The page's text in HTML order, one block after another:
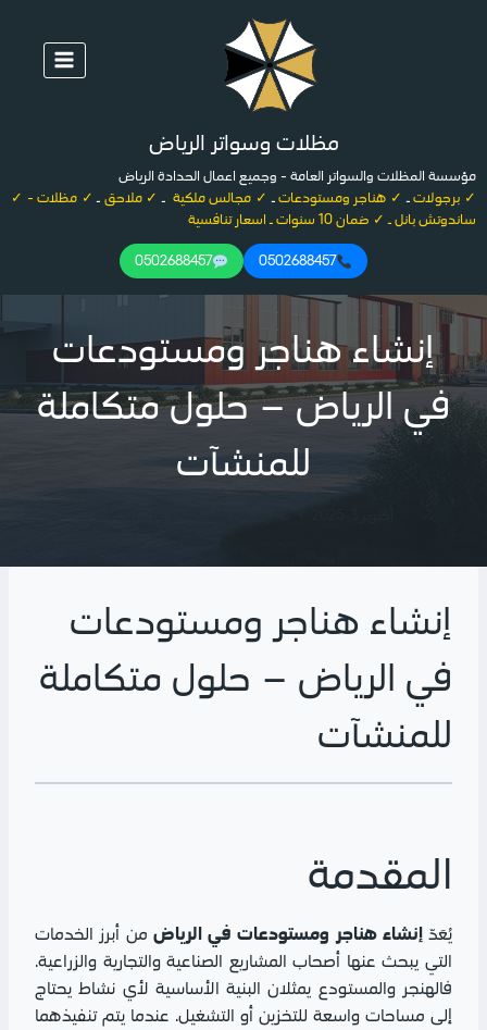
مظلات وسواتر الرياض
مؤسسة المظلات والسواتر العامة - وجميع اعمال الحدادة الرياض
✓ برجولاتـ ✓ هناجر ومستودعات ـ ✓ مجالس ملكية ـ ✓ ملاحق ـ ✓ مظلات - ✓
ساندوتش بانل ـ ✓ ضمان 10 سنوات ـ اسعار تنافسية
0502688457
0502688457
إنشاء هناجر ومستودعات
في الرياض – حلول متكاملة
للمنشآت
إنشاء هناجر ومستودعات
في الرياض – حلول متكاملة
للمنشآت
المقدمة
يُعَدّإنشاء هناجر ومستودعات في الرياض من أبرز الخدمات
التي يبحث عنها أصحاب المشاريع الصناعية والتجارية والزراعية.
فالهنجر والمستودع يمثلان البنية الأساسية لأي نشاط يحتاج
إلى مساحات واسعة للتخزين أو التشغيل. عندما يتم تنفيذهما